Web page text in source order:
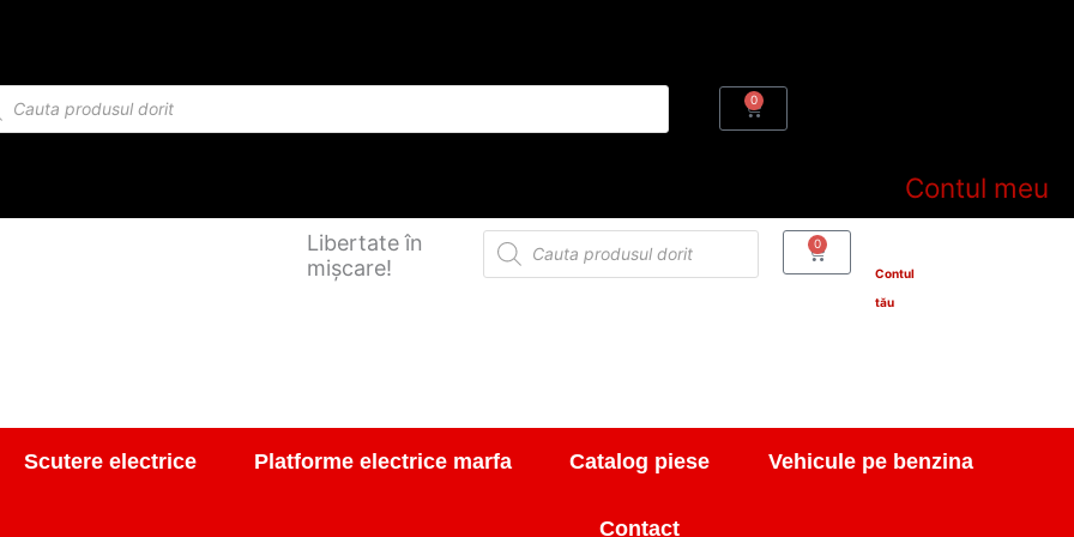
0 Cart
Contul meu
Libertate în
mișcare!
Products
search
0 Cart
Contul
tău
Scutere electrice Platforme electrice marfa Catalog piese Vehicule pe benzina
Contact
BA15S
Thor
Premium